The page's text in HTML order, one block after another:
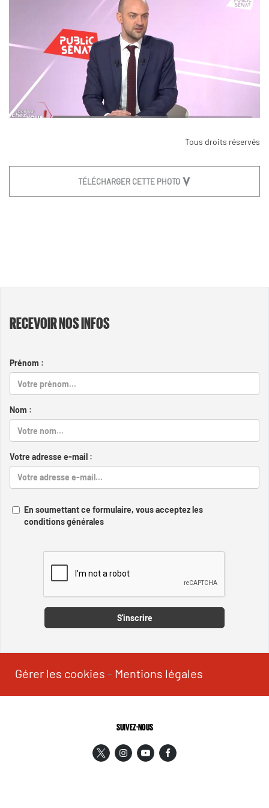
Tous droits réservés
TÉLÉCHARGER CETTE PHOTO
RECEVOIR NOS INFOS
Prénom :
Nom :
Votre adresse e-mail :
En soumettant ce formulaire, vous acceptez les
conditions générales
S'inscrire
Gérer les cookies - Mentions légales
SUIVEZ-NOUS